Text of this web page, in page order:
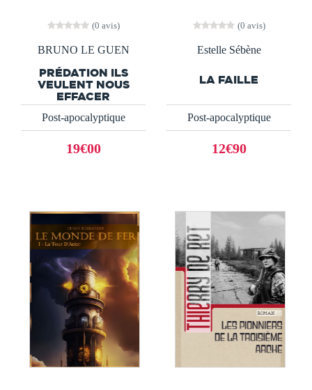
(0 avis)
BRUNO LE GUEN
PRÉDATION ILS
VEULENT NOUS
EFFACER
Post-apocalyptique
19€00
(0 avis)
Estelle Sébène
LA FAILLE
Post-apocalyptique
12€90